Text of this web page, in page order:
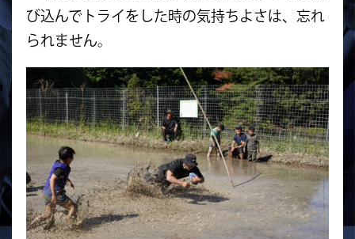
び込んでトライをした時の気持ちよさは、忘れ
られません。